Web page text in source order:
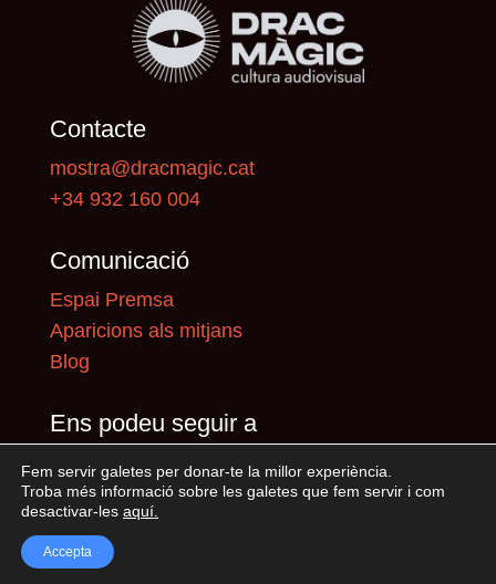
Contacte
mostra@dracmagic.cat
+34 932 160 004
Comunicació
Espai Premsa
Aparicions als mitjans
Blog
Ens podeu seguir a
Fem servir galetes per donar-te la millor experiència.
Troba més informació sobre les galetes que fem servir i com
desactivar-les aquí
Accepta